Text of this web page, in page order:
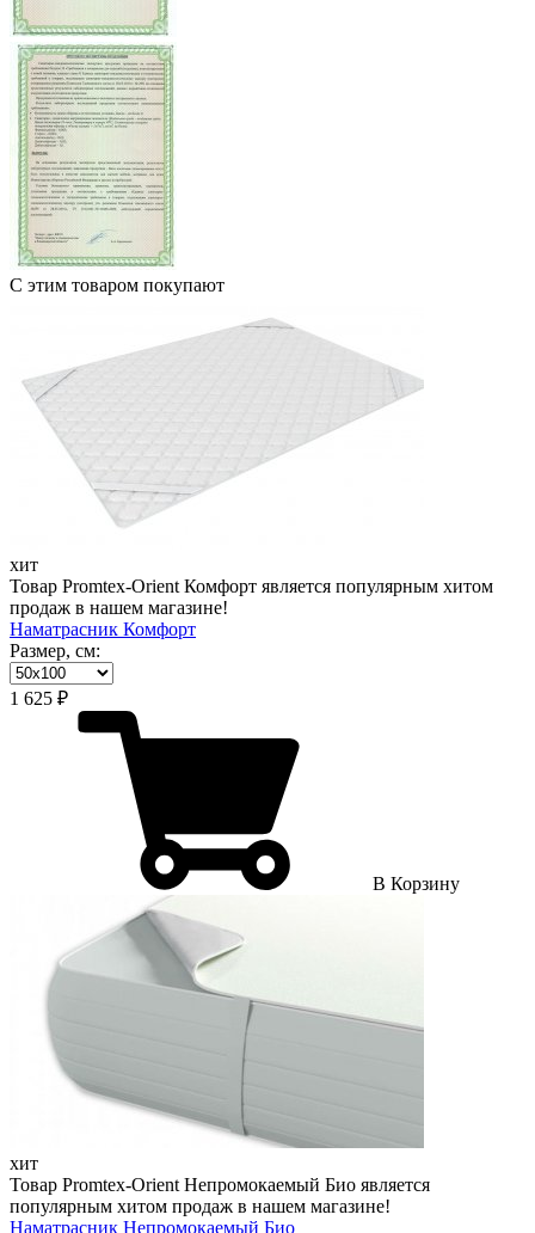
С этим товаром покупают
хит
Товар Promtex-Orient Комфорт является популярным хитом
продаж в нашем магазине!
Наматрасник Комфорт
Размер, см:
1 625 ₽
В Корзину
хит
Товар Promtex-Orient Непромокаемый Био является
популярным хитом продаж в нашем магазине!
Наматрасник Непромокаемый Био